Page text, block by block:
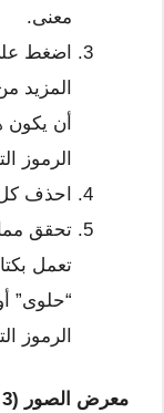
معنى.
اضغط
أن يكون
الرموز
احذف
تحقق مما
تعمل
“حلوى”
الرموز
معرض الصور (3 صور)